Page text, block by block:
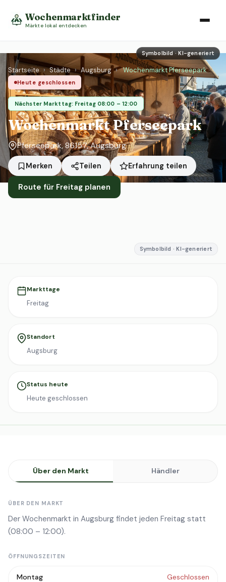
Wochenmarktfinder
Märkte lokal entdecken
Symbolbild · KI-generiert
Startseite › Städte › Augsburg › Wochenmarkt Pferseepark
Heute geschlossen
Nächster Markttag: Freitag 08:00 – 12:00
Wochenmarkt Pferseepark
Pferseepark, 86157, Augsburg
Merken Teilen Erfahrung teilen
Route für Freitag planen
Symbolbild · KI-generiert
Markttage
Freitag
Standort
Augsburg
Status heute
Heute geschlossen
Über den Markt Händler
ÜBER DEN MARKT
Der Wochenmarkt in Augsburg findet jeden Freitag statt
(08:00 – 12:00).
ÖFFNUNGSZEITEN
Montag Geschlossen